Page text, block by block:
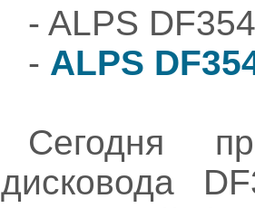
- ALPS
- ALPS
Сегодня
дисковода